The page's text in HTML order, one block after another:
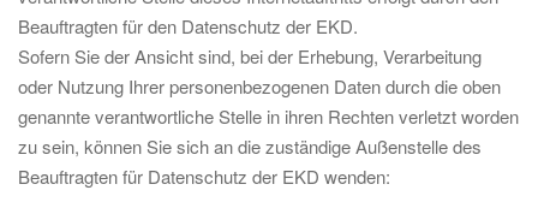
Beauftragten für den Datenschutz der EKD.
Sofern Sie der Ansicht sind, bei der Erhebung, Verarbeitung
oder Nutzung Ihrer personenbezogenen Daten durch die oben
genannte verantwortliche Stelle in ihren Rechten verletzt worden
zu sein, können Sie sich an die zuständige Außenstelle des
Beauftragten für Datenschutz der EKD wenden: